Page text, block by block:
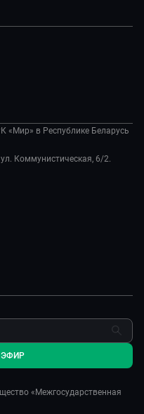
«Мир» в Республике Беларусь
Коммунистическая, 6/2.
«Межгосударственная